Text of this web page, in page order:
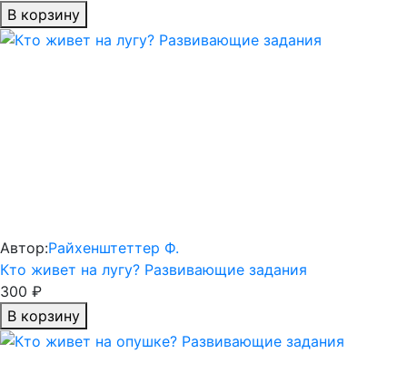
В корзину
Автор:Райхенштеттер Ф.
Кто живет на лугу? Развивающие задания
300 ₽
В корзину